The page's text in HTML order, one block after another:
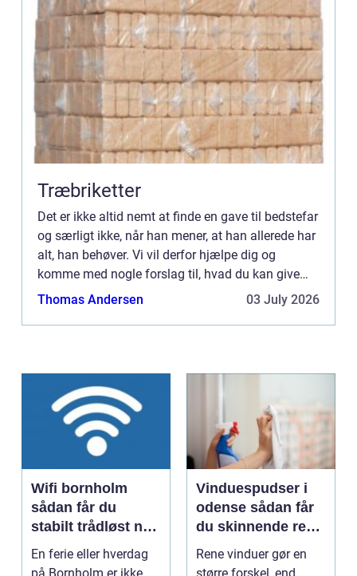
Træbriketter
Det er ikke altid nemt at finde en gave til bedstefar
og særligt ikke, når han mener, at han allerede har
alt, han behøver. Vi vil derfor hjælpe dig og
komme med nogle forslag til, hvad du kan give
din bedstefar i gave. Du ka...
Thomas Andersen 03 July 2026
Wifi bornholm
sådan får du
stabilt trådløst net
på klippeøen
En ferie eller hverdag
på Bornholm er ikke
Vinduespudser i
odense sådan får
du skinnende rene
ruder året rundt
Rene vinduer gør en
større forskel, end